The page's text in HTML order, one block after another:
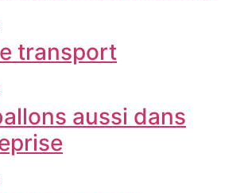
transport
aussi dans